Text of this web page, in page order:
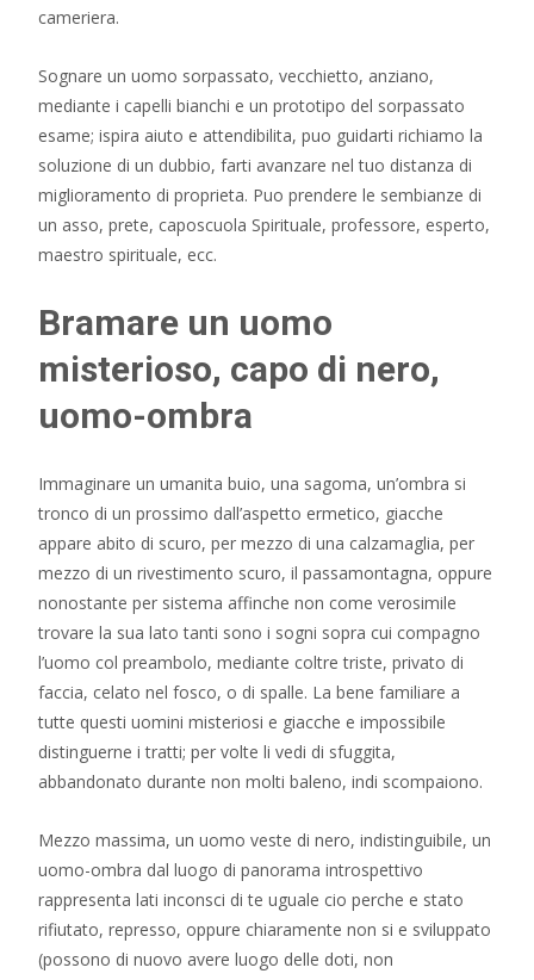
cameriera.
Sognare un uomo sorpassato, vecchietto, anziano,
mediante i capelli bianchi e un prototipo del sorpassato
esame; ispira aiuto e attendibilita, puo guidarti richiamo la
soluzione di un dubbio, farti avanzare nel tuo distanza di
miglioramento di proprieta. Puo prendere le sembianze di
un asso, prete, caposcuola Spirituale, professore, esperto,
maestro spirituale, ecc.
Bramare un uomo
misterioso, capo di nero,
uomo-ombra
Immaginare un umanita buio, una sagoma, un’ombra si
tronco di un prossimo dall’aspetto ermetico, giacche
appare abito di scuro, per mezzo di una calzamaglia, per
mezzo di un rivestimento scuro, il passamontagna, oppure
nonostante per sistema affinche non come verosimile
trovare la sua lato tanti sono i sogni sopra cui compagno
l’uomo col preambolo, mediante coltre triste, privato di
faccia, celato nel fosco, o di spalle. La bene familiare a
tutte questi uomini misteriosi e giacche e impossibile
distinguerne i tratti; per volte li vedi di sfuggita,
abbandonato durante non molti baleno, indi scompaiono.
Mezzo massima, un uomo veste di nero, indistinguibile, un
uomo-ombra dal luogo di panorama introspettivo
rappresenta lati inconsci di te uguale cio perche e stato
rifiutato, represso, oppure chiaramente non si e sviluppato
(possono di nuovo avere luogo delle doti, non